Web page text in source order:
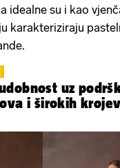
idealne su i kao
karakteriziraju
uz
i širokih